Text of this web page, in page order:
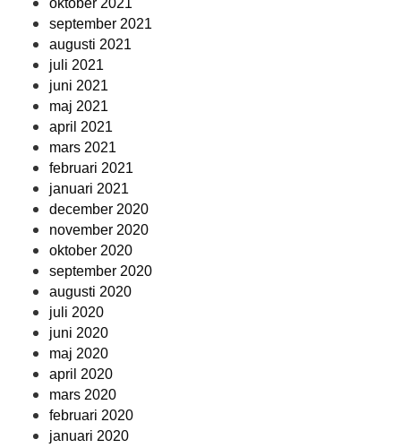
oktober 2021
september 2021
augusti 2021
juli 2021
juni 2021
maj 2021
april 2021
mars 2021
februari 2021
januari 2021
december 2020
november 2020
oktober 2020
september 2020
augusti 2020
juli 2020
juni 2020
maj 2020
april 2020
mars 2020
februari 2020
januari 2020